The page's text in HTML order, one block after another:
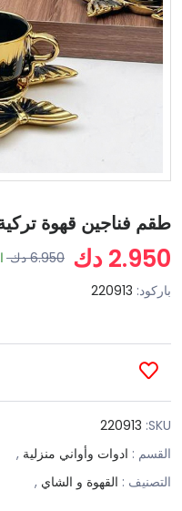
طقم فناجين قهوة
2.950 دك 6.950 دك
باركود: 220913
SKU:
220913
القسم : ادوات وأواني منزلية ,
التصنيف : القهوة و الشاي ,